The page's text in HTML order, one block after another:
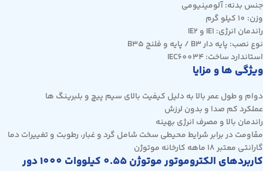
جنس بدنه: آلومینیومی
وزن: 10 کیلو گرم
راندمان انرژی: IE1 و IE2
نوع نصب: پایه دار B3 / پایه و فلنج B35
استاندارد ساخت: IEC60034
ویژگی ها و مزایا
دوام و طول عمر بالا به دلیل کیفیت بالای سیم پیچ و بلبرینگ ها
عملکرد کم صدا و بدون لرزش
راندمان بالا و مصرف انرژی بهینه
مقاومت در برابر شرایط محیطی سخت شامل گرد و غبار، رطوبت و تغییرات دما
گارانتی معتبر 18 ماهه کارخانه موتوژن
کاربردهای الکتروموتور موتوژن 0.55 کیلووات 1000 دور